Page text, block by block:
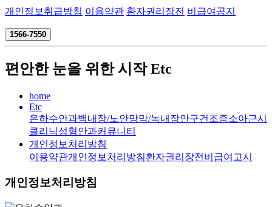
개인정보취급방침 이용약관 환자권리장전 비급여공지
1566-7550
편안한 눈을 위한 시작 Etc
home
Etc
은하수안과백내장/노안망막/녹내장안구건조증소아근시
클리닉성형안과커뮤니티
개인정보처리방침
이용약관개인정보처리방침환자권리장전 비급여고시
개인정보처리방침